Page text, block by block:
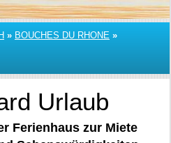
» BOUCHES DU RHONE »
Urlaub
Ferienhaus zur Miete